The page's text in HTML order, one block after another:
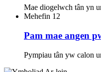
Mae diogelwch tân yn
Mehefin 12
Pam mae angen
Pympiau tân yw calon